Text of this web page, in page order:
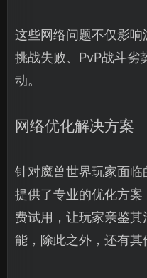
这些网络问题不仅影
挑战失败、PvP战斗劣
动。
网络优化解决方案
针对魔兽世界玩家面临
提供了专业的优化方案
费试用，让玩家亲鉴
能，除此之外，还有其